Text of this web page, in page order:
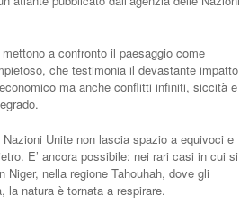
a confronto il paesaggio come
che testimonia il devastante impatto
ma anche conflitti infiniti, siccità e
Unite non lascia spazio a equivoci e
E’ ancora possibile: nei rari casi in cui si
nella regione Tahouhah, dove gli
la natura è tornata a respirare.